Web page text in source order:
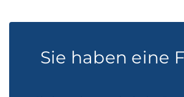
Sie haben eine